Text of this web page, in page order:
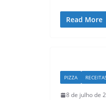
Read More
PIZZA
8 de julho de